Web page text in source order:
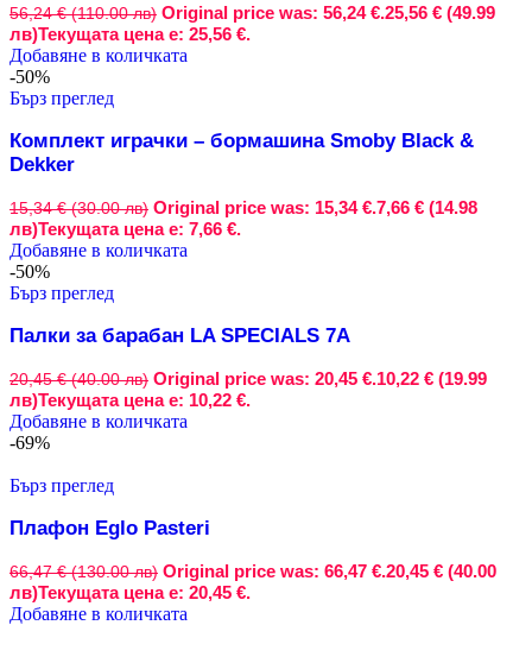
56,24 € (110.00 лв) Original price was: 56,24 €.25,56 € (49.99
лв)Текущата цена е: 25,56 €.
Добавяне в количката
-50%
Бърз преглед
Комплект играчки – бормашина Smoby Black &
Dekker
15,34 € (30.00 лв) Original price was: 15,34 €.7,66 € (14.98
лв)Текущата цена е: 7,66 €.
Добавяне в количката
-50%
Бърз преглед
Палки за барабан LA SPECIALS 7A
20,45 € (40.00 лв) Original price was: 20,45 €.10,22 € (19.99
лв)Текущата цена е: 10,22 €.
Добавяне в количката
-69%
Бърз преглед
Плафон Eglo Pasteri
66,47 € (130.00 лв) Original price was: 66,47 €.20,45 € (40.00
лв)Текущата цена е: 20,45 €.
Добавяне в количката